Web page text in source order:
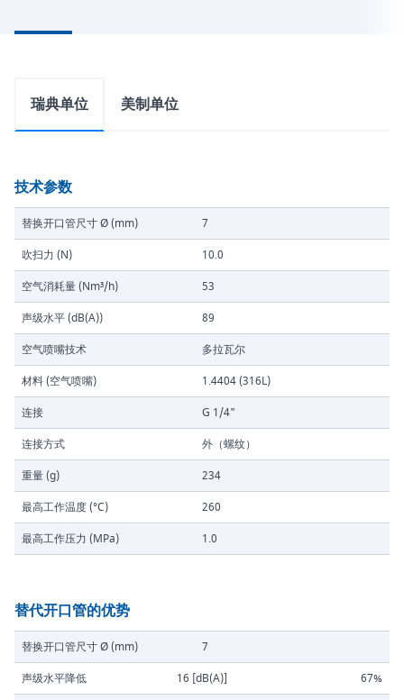
瑞典单位 美制单位
技术参数
替换开口管尺寸 Ø (mm)
7
吹扫力 (N)
10.0
空气消耗量 (Nm³/h)
53
声级水平 (dB(A))
89
空气喷嘴技术
多拉瓦尔
材料 (空气喷嘴)
1.4404 (316L)
连接
G 1/4"
连接方式
外（螺纹）
重量 (g)
234
最高工作温度 (°C)
260
最高工作压力 (MPa)
1.0
替代开口管的优势
替换开口管尺寸 Ø (mm)
7
声级水平降低
16 [dB(A)]
67%